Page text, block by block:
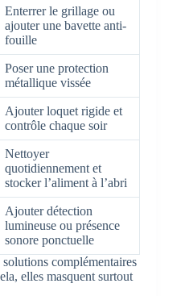
Enterrer le grillage ou
ajouter une bavette anti-
fouille
Poser une protection
métallique vissée
Ajouter loquet rigide et
contrôle chaque soir
Nettoyer
quotidiennement et
stocker l’aliment à l’abri
Ajouter détection
lumineuse ou présence
sonore ponctuelle
complémentaires
elles masquent surtout